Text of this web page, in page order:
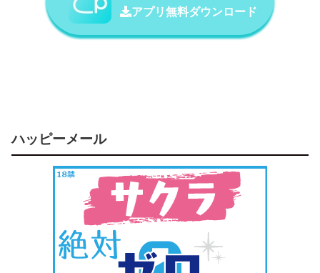
アプリ無料ダウンロード
ハッピーメール